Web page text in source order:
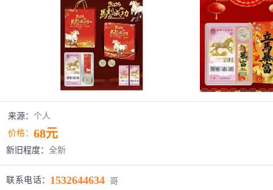
来源： 个人
价格： 68元
新旧程度： 全新
联系电话： 1532644634 哥